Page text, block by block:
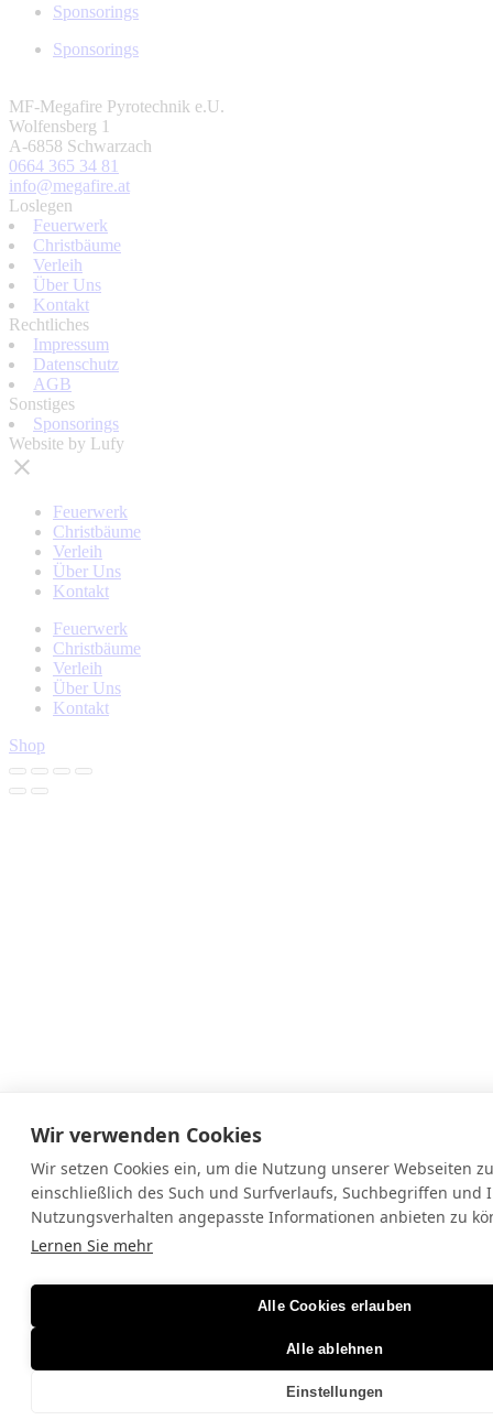
Sponsorings
Sponsorings
MF-Megafire Pyrotechnik e.U.
Wolfensberg 1
A-6858 Schwarzach
0664 365 34 81
info@megafire.at
Loslegen
Feuerwerk
Christbäume
Verleih
Über Uns
Kontakt
Rechtliches
Impressum
Datenschutz
AGB
Sonstiges
Sponsorings
Website by Lufy
Feuerwerk
Christbäume
Verleih
Über Uns
Kontakt
Feuerwerk
Christbäume
Verleih
Über Uns
Kontakt
Shop
Wir verwenden Cookies
Wir setzen Cookies ein, um die Nutzung unserer Webseiten
einschließlich des Such und Surfverlaufs, Suchbegriffen und
Nutzungsverhalten angepasste Informationen anbieten zu
Lernen Sie mehr
Alle Cookies erlauben
Alle ablehnen
Einstellungen